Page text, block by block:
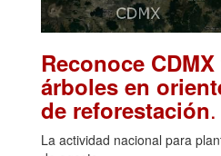
Reconoce
árboles en
de reforestación
La actividad nacional para